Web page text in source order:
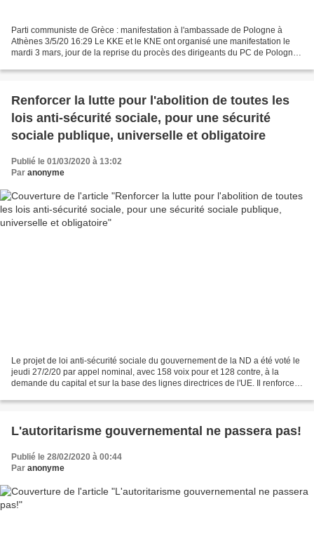
Parti communiste de Grèce : manifestation à l'ambassade de Pologne à
Athènes 3/5/20 16:29 Le KKE et le KNE ont organisé une manifestation le
mardi 3 mars, jour de la reprise du procès des dirigeants du PC de Pologne
Renforcer la lutte pour l'abolition de toutes les
lois anti-sécurité sociale, pour une sécurité
sociale publique, universelle et obligatoire
Publié le 01/03/2020 à 13:02
Par anonyme
Le projet de loi anti-sécurité sociale du gouvernement de la ND a été voté le
jeudi 27/2/20 par appel nominal, avec 158 voix pour et 128 contre, à la
demande du capital et sur la base des lignes directrices de l'UE. Il renforce
L'autoritarisme gouvernemental ne passera pas!
Publié le 28/02/2020 à 00:44
Par anonyme